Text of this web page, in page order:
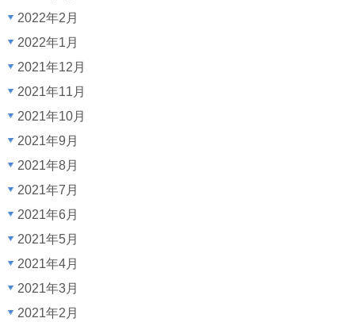
2022年2月
2022年1月
2021年12月
2021年11月
2021年10月
2021年9月
2021年8月
2021年7月
2021年6月
2021年5月
2021年4月
2021年3月
2021年2月